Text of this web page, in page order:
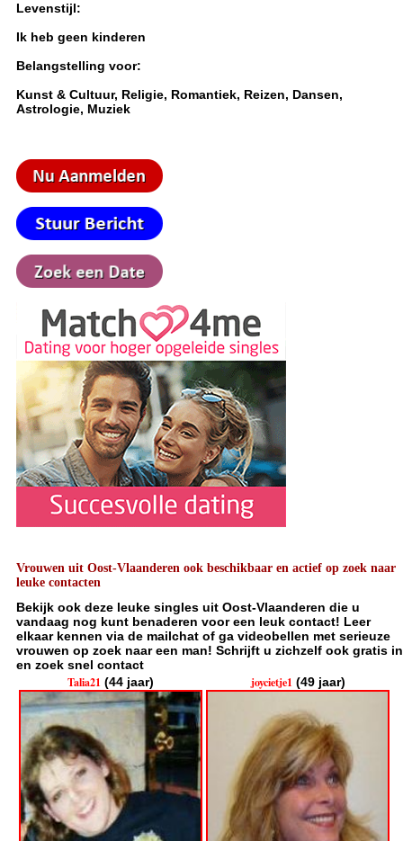
Levenstijl:
Ik heb geen kinderen
Belangstelling voor:
Kunst & Cultuur, Religie, Romantiek, Reizen, Dansen,
Astrologie, Muziek
Vrouwen uit Oost-Vlaanderen ook beschikbaar en actief op zoek naar
leuke contacten
Bekijk ook deze leuke singles uit Oost-Vlaanderen die u
vandaag nog kunt benaderen voor een leuk contact! Leer
elkaar kennen via de mailchat of ga videobellen met serieuze
vrouwen op zoek naar een man! Schrijft u zichzelf ook gratis in
en zoek snel contact
Talia21 (44 jaar) joycietje1 (49 jaar)